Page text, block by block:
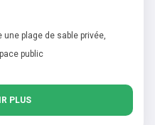
plage de sable privée,
public
PLUS